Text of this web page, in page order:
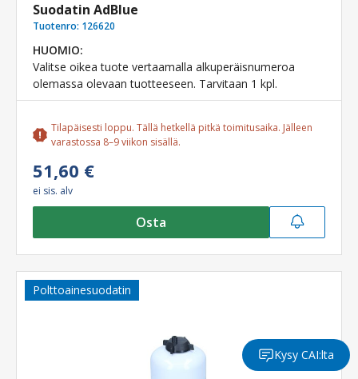
Suodatin AdBlue
Tuotenro: 126620
HUOMIO:
Valitse oikea tuote vertaamalla alkuperäisnumeroa
olemassa olevaan tuotteeseen. Tarvitaan 1 kpl.
Tilapäisesti loppu. Tällä hetkellä pitkä toimitusaika. Jälleen
varastossa 8–9 viikon sisällä.
51,60 €
ei sis. alv
Osta
Polttoainesuodatin
Kysy CAI:lta